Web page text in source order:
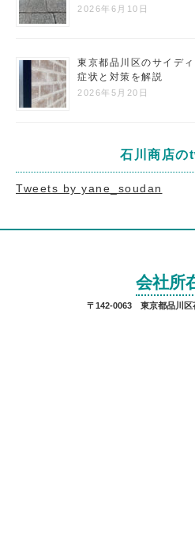
2026年6月10日
東京都品川区のサイデ
症状と対策を解説
2026年5月20日
石川商店
Tweets by yane_soudan
会社所
〒142-0063 東京都品川区